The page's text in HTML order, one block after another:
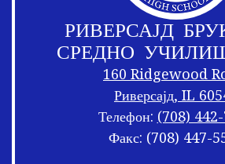
РИВЕРСАЈД
СРЕДНО
160 Ridgewood
Риверсајд, IL
Телефон: (708)
Факс: (708) 447-